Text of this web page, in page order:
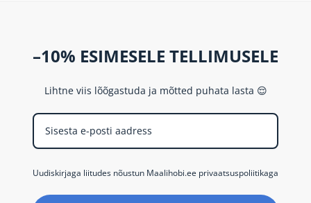
–10% ESIMESELE TELLIMUSELE
Lihtne viis lõõgastuda ja mõtted puhata lasta 😌
Uudiskirjaga liitudes nõustun Maalihobi.ee privaatsuspoliitikaga